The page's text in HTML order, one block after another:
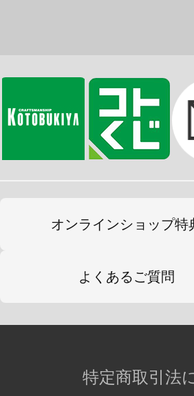
オンラインショップ特
よくあるご質問
特定商取引法